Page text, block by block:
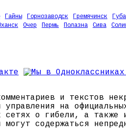
Гайны Горнозаводск Гремячинск
Очер Пермь Полазна Сива
и текстов
на
сетях о гибели, а также
содержаться